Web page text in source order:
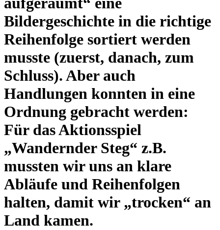
Bildergeschichte in die richtige
Reihenfolge sortiert werden
musste (zuerst, danach, zum
Schluss). Aber auch
Handlungen konnten in eine
Ordnung gebracht werden:
Für das Aktionsspiel
„Wandernder Steg“ z.B.
mussten wir uns an klare
Abläufe und Reihenfolgen
halten, damit wir „trocken“ an
Land kamen.